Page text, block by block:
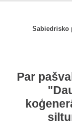
Sabiedrisko
Par